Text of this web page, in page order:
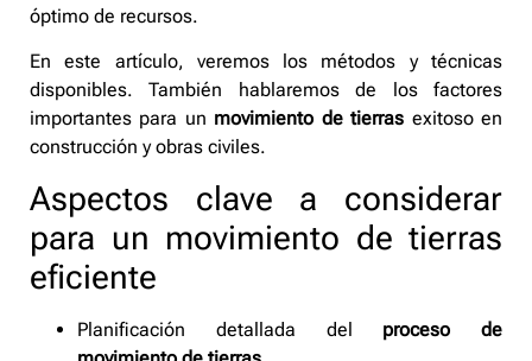
óptimo de recursos.
En este artículo, veremos los métodos y técnicas
disponibles. También hablaremos de los factores
importantes para un movimiento de tierras exitoso en
construcción y obras civiles.
Aspectos clave a considerar
para un movimiento de tierras
eficiente
Planificación detallada del proceso de